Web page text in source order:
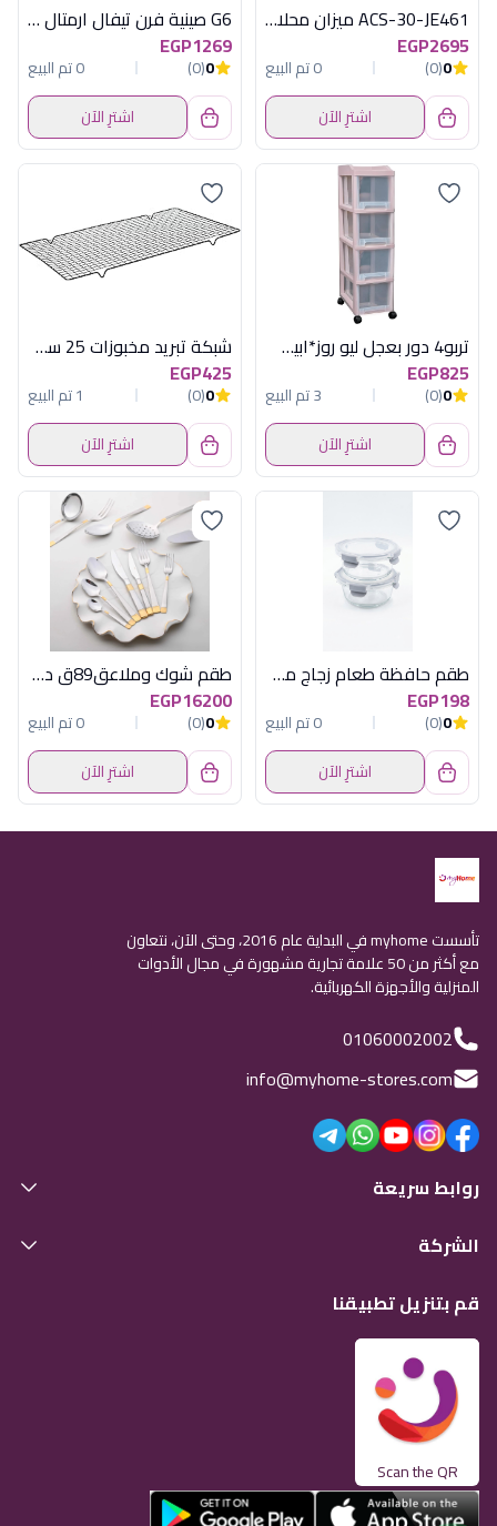
ACS-30-JE461 ميزان محلات30 كيلو ديجيتال
EGP2695
0
(0)
0 تم البيع
اشترِ الآن
G6 صينية فرن تيفال ارمتال 26
EGP1269
0
(0)
0 تم البيع
اشترِ الآن
تربو4 دور بعجل ليو روز*ابيض اكسا
EGP825
0
(0)
3 تم البيع
اشترِ الآن
شبكة تبريد مخبوزات 25 سم ماربل نيوفلام
EGP425
0
(0)
1 تم البيع
اشترِ الآن
طقم حافظة طعام زجاج مدور قطعتين 22 أونصة أكسفورد - 3CC065-0CL
EGP198
0
(0)
0 تم البيع
اشترِ الآن
طقم شوك وملاعق89ق ديلا استانلس جولد مط
EGP16200
0
(0)
0 تم البيع
اشترِ الآن
تأسست myhome في البداية عام 2016، وحتى الآن، نتعاون
مع أكثر من 50 علامة تجارية مشهورة في مجال الأدوات
المنزلية والأجهزة الكهربائية.
01060002002
info@myhome-stores.com
روابط سريعة
الشركة
قم بتنزيل تطبيقنا
Scan the QR